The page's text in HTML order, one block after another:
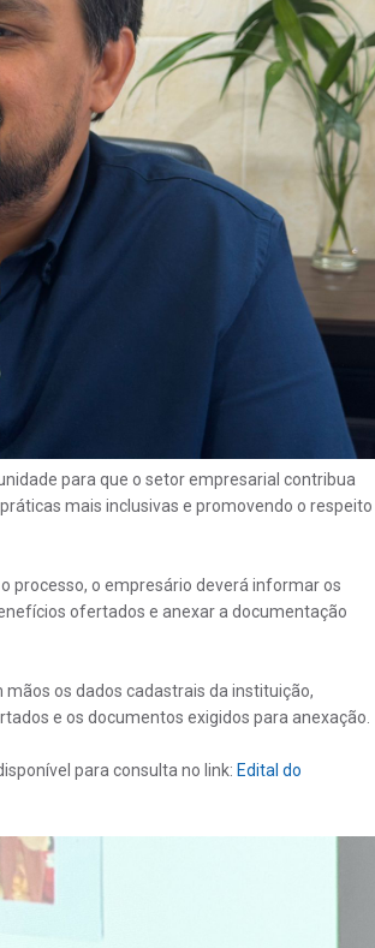
para que o setor empresarial contribua
mais inclusivas e promovendo o respeito
processo, o empresário deverá informar os
ofertados e anexar a documentação
os dados cadastrais da instituição,
e os documentos exigidos para anexação.
para consulta no link: Edital do